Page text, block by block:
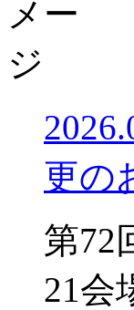
更の
第72
21会